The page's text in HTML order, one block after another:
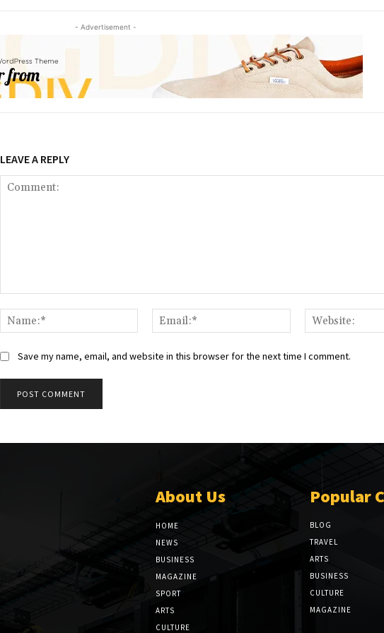
- Advertisement -
LEAVE A REPLY
Name:*
Email:*
Save my name, email, and website in this browser for the next time I comment.
About Us
HOME
NEWS
BUSINESS
MAGAZINE
SPORT
ARTS
CULTURE
Popular
BLOG
TRAVEL
ARTS
BUSINESS
CULTURE
MAGAZINE